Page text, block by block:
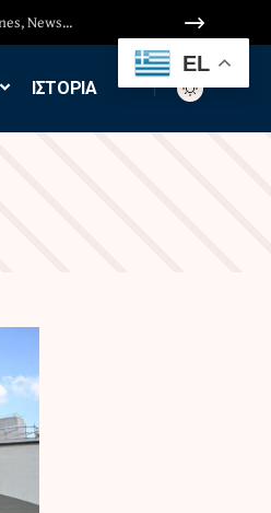
ΙΣΤΟΡΙΑ
EL